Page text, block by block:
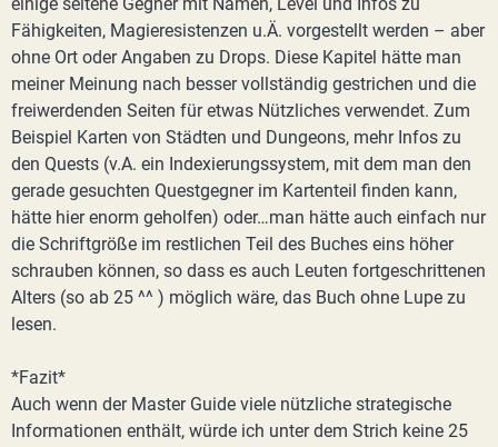
Fähigkeiten, Magieresistenzen u.Ä. vorgestellt werden – aber
ohne Ort oder Angaben zu Drops. Diese Kapitel hätte man
meiner Meinung nach besser vollständig gestrichen und die
freiwerdenden Seiten für etwas Nützliches verwendet. Zum
Beispiel Karten von Städten und Dungeons, mehr Infos zu
den Quests (v.A. ein Indexierungssystem, mit dem man den
gerade gesuchten Questgegner im Kartenteil finden kann,
hätte hier enorm geholfen) oder…man hätte auch einfach nur
die Schriftgröße im restlichen Teil des Buches eins höher
schrauben können, so dass es auch Leuten fortgeschrittenen
Alters (so ab 25 ^^ ) möglich wäre, das Buch ohne Lupe zu
lesen.
*Fazit*
Auch wenn der Master Guide viele nützliche strategische
Informationen enthält, würde ich unter dem Strich keine 25